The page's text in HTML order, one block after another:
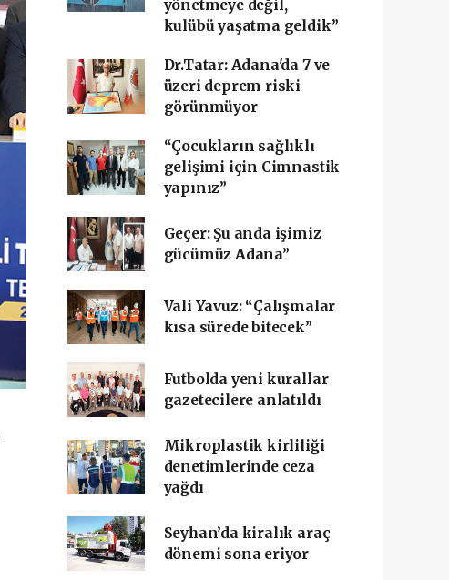
yönetmeye değil,
kulübü yaşatma geldik”
Dr.Tatar: Adana'da 7 ve
üzeri deprem riski
görünmüyor
“Çocukların sağlıklı
gelişimi için Cimnastik
yapınız”
Geçer: Şu anda işimiz
gücümüz Adana”
Vali Yavuz: “Çalışmalar
kısa sürede bitecek”
Futbolda yeni kurallar
gazetecilere anlatıldı
Mikroplastik kirliliği
denetimlerinde ceza
yağdı
Seyhan’da kiralık araç
dönemi sona eriyor